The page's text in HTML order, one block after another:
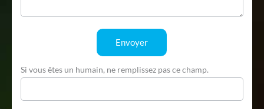
Envoyer
Si vous êtes un humain, ne remplissez pas ce champ.